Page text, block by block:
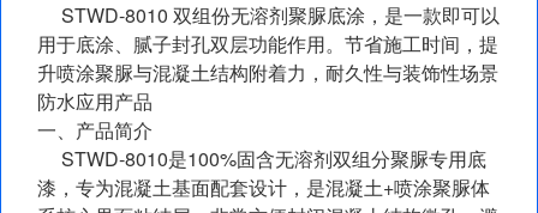
STWD‑8010 双组份无溶剂聚脲底涂，是一款即可以
用于底涂、腻子封孔双层功能作用。节省施工时间，提
升喷涂聚脲与混凝土结构附着力，耐久性与装饰性场景
防水应用产品
一、产品简介
STWD‑8010是100%固含无溶剂双组分聚脲专用底
漆，专为混凝土基面配套设计，是混凝土+喷涂聚脲体